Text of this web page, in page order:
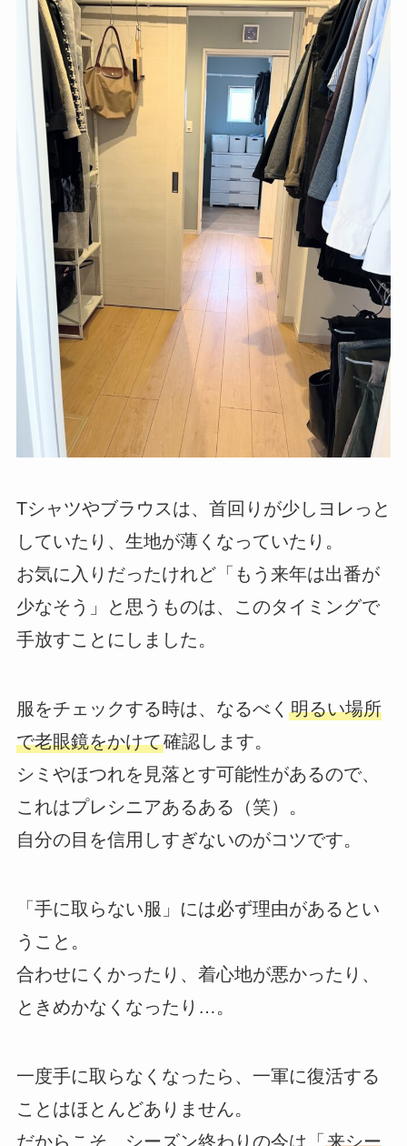
Tシャツやブラウスは、首回りが少しヨレっと
していたり、生地が薄くなっていたり。
お気に入りだったけれど「もう来年は出番が
少なそう」と思うものは、このタイミングで
手放すことにしました。
服をチェックする時は、なるべく 明るい場所
で老眼鏡をかけて確認します。
シミやほつれを見落とす可能性があるので、
これはプレシニアあるある（笑）。
自分の目を信用しすぎないのがコツです。
「手に取らない服」には必ず理由があるとい
うこと。
合わせにくかったり、着心地が悪かったり、
ときめかなくなったり…。
一度手に取らなくなったら、一軍に復活する
ことはほとんどありません。
だからこそ、シーズン終わりの今は「来シー